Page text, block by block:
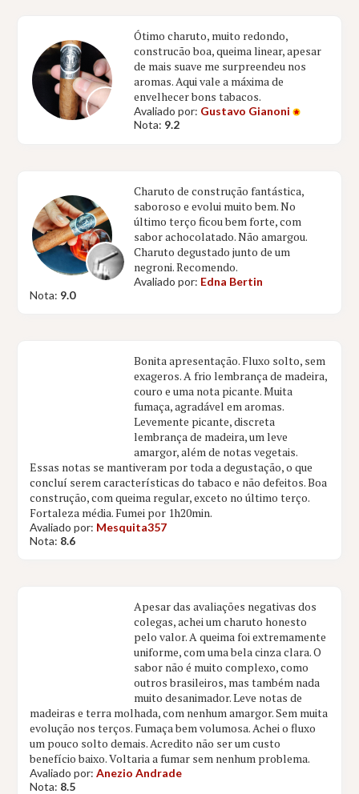
Ótimo charuto, muito redondo,
construcão boa, queima linear, apesar
de mais suave me surpreendeu nos
aromas. Aqui vale a máxima de
envelhecer bons tabacos.
Avaliado por: Gustavo Gianoni
Nota: 9.2
Charuto de construção fantástica,
saboroso e evolui muito bem. No
último terço ficou bem forte, com
sabor achocolatado. Não amargou.
Charuto degustado junto de um
negroni. Recomendo.
Avaliado por: Edna Bertin
Nota: 9.0
Bonita apresentação. Fluxo solto, sem
exageros. A frio lembrança de madeira,
couro e uma nota picante. Muita
fumaça, agradável em aromas.
Levemente picante, discreta
lembrança de madeira, um leve
amargor, além de notas vegetais.
Essas notas se mantiveram por toda a degustação, o que
concluí serem características do tabaco e não defeitos. Boa
construção, com queima regular, exceto no último terço.
Fortaleza média. Fumei por 1h20min.
Avaliado por: Mesquita357
Nota: 8.6
Apesar das avaliações negativas dos
colegas, achei um charuto honesto
pelo valor. A queima foi extremamente
uniforme, com uma bela cinza clara. O
sabor não é muito complexo, como
outros brasileiros, mas também nada
muito desanimador. Leve notas de
madeiras e terra molhada, com nenhum amargor. Sem muita
evolução nos terços. Fumaça bem volumosa. Achei o fluxo
um pouco solto demais. Acredito não ser um custo
benefício baixo. Voltaria a fumar sem nenhum problema.
Avaliado por:Anezio Andrade
Nota: 8.5